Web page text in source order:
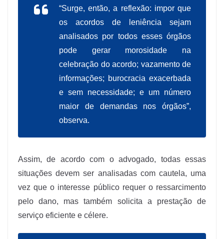
“Surge, então, a reflexão: impor que
os acordos de leniência sejam
analisados por todos esses órgãos
pode gerar morosidade na
celebração do acordo; vazamento de
informações; burocracia exacerbada
e sem necessidade; e um número
maior de demandas nos órgãos”,
observa.
Assim, de acordo com o advogado, todas essas
situações devem ser analisadas com cautela, uma
vez que o interesse público requer o ressarcimento
pelo dano, mas também solicita a prestação de
serviço eficiente e célere.